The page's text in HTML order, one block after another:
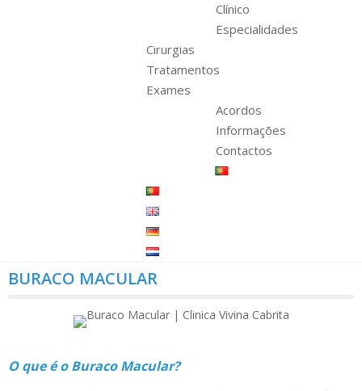
Clínico
Especialidades
Cirurgias
Tratamentos
Exames
Acordos
Informações
Contactos
BURACO MACULAR
O que é o Buraco Macular?